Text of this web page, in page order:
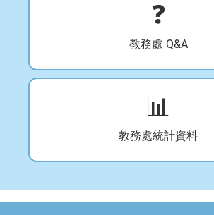
❓
教務處 Q&A
📊
教務處統計資料